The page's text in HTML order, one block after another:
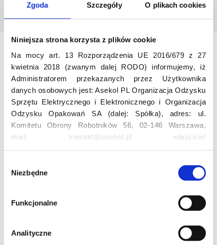
Zgoda Szczegóły O plikach cookies
Niniejsza strona korzysta z plików cookie
Na mocy art. 13 Rozporządzenia UE 2016/679 z 27
kwietnia 2018 (zwanym dalej RODO) informujemy, iż
Administratorem przekazanych przez Użytkownika
danych osobowych jest: Asekol PL Organizacja Odzysku
Sprzętu Elektrycznego i Elektronicznego i Organizacja
Odzysku Opakowań SA (dalej: Spółka), adres: ul.
Komitetu Obrony Robotników 56, 02-146 Warszawa,
mail: kontakt@asekol.pl właściciel
Asekolove. Administrator przetwarza następujące dane
osobowe Użytkowników: imię, nazwisko, adres e-mail,
numer telefonu, miasto, preferencje Użytkownika,
lokalizacja, obszar zainteresowania, dane przetwarzane
reklamowy Użytkownika, lokalizacja, identyfikator
urządzenia, data i godzina korzystania z serwisu, dane
Niezbędne
Funkcjonalne
Analityczne
Odwiedź nas
Edukacja
Projekt edukacyjny F(RE)Ecykling – FREEducation
Profesjonalna i Bezpieczna Utylizacja Elektroodpadów